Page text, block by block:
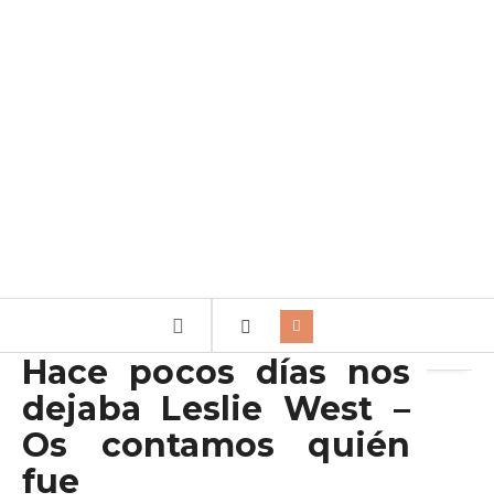
Hace pocos días nos
dejaba Leslie West –
Os contamos quién
fue